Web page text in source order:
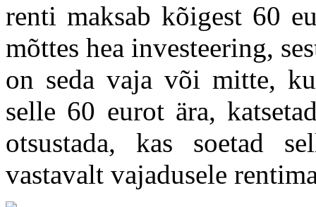
renti maksab kõigest 60
mõttes hea investeering,
on seda vaja või mitte,
selle 60 eurot ära,
otsustada, kas soetad
vastavalt vajadusele